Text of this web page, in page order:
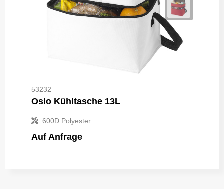
53232
Oslo Kühltasche 13L
600D Polyester
Auf Anfrage